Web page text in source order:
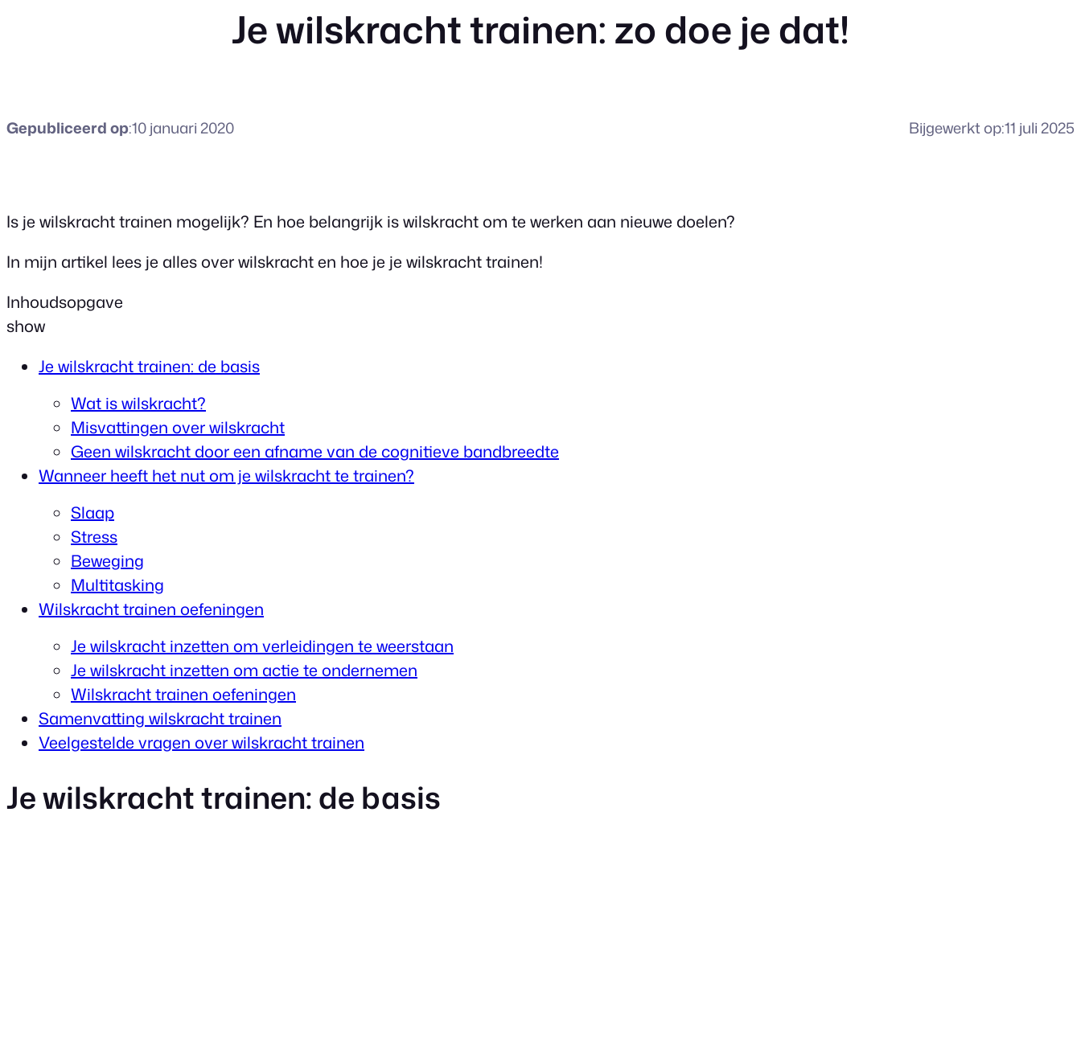
Je wilskracht trainen: zo doe je dat!
Gepubliceerd op:10 januari 2020 Bijgewerkt op:11 juli 2025
Is je wilskracht trainen mogelijk? En hoe belangrijk is wilskracht om te werken aan nieuwe doelen?
In mijn artikel lees je alles over wilskracht en hoe je je wilskracht trainen!
Inhoudsopgave
show
Je wilskracht trainen: de basis
Wat is wilskracht?
Misvattingen over wilskracht
Geen wilskracht door een afname van de cognitieve bandbreedte
Wanneer heeft het nut om je wilskracht te trainen?
Slaap
Stress
Beweging
Multitasking
Wilskracht trainen oefeningen
Je wilskracht inzetten om verleidingen te weerstaan
Je wilskracht inzetten om actie te ondernemen
Wilskracht trainen oefeningen
Samenvatting wilskracht trainen
Veelgestelde vragen over wilskracht trainen
Je wilskracht trainen: de basis